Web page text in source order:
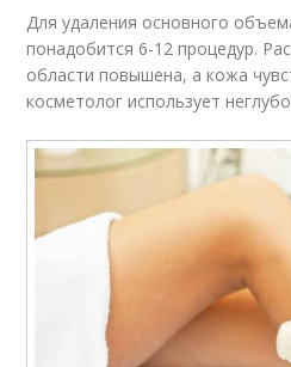
Для удаления основного
понадобится 6-12 процедур.
области повышена, а кожа
косметолог использует